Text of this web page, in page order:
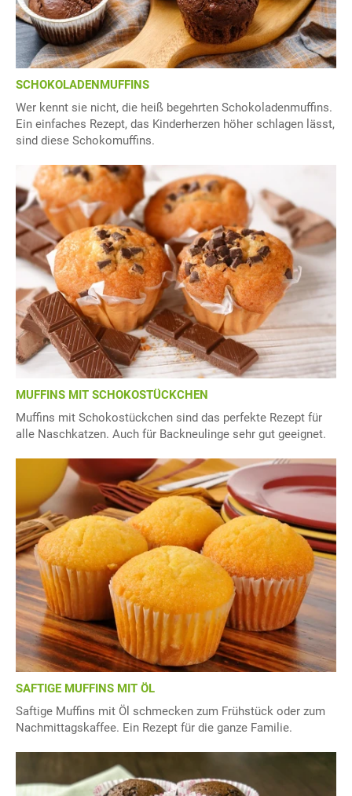
SCHOKOLADENMUFFINS
Wer kennt sie nicht, die heiß begehrten Schokoladenmuffins.
Ein einfaches Rezept, das Kinderherzen höher schlagen lässt,
sind diese Schokomuffins.
MUFFINS MIT SCHOKOSTÜCKCHEN
Muffins mit Schokostückchen sind das perfekte Rezept für
alle Naschkatzen. Auch für Backneulinge sehr gut geeignet.
SAFTIGE MUFFINS MIT ÖL
Saftige Muffins mit Öl schmecken zum Frühstück oder zum
Nachmittagskaffee. Ein Rezept für die ganze Familie.